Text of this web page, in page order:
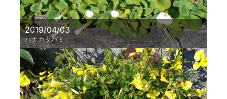
2019/04/03
ハナカタバミ